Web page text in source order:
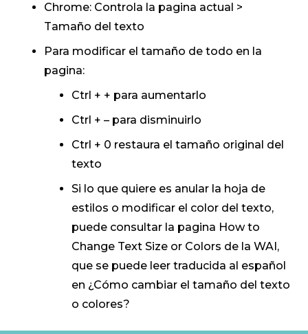
Chrome: Controla la pagina actual >
Tamaño del texto
Para modificar el tamaño de todo en la
pagina:
Ctrl + + para aumentarlo
Ctrl + – para disminuirlo
Ctrl + 0 restaura el tamaño original del
texto
Si lo que quiere es anular la hoja de
estilos o modificar el color del texto,
puede consultar la pagina How to
Change Text Size or Colors de la WAI,
que se puede leer traducida al español
en ¿Cómo cambiar el tamaño del texto
o colores?